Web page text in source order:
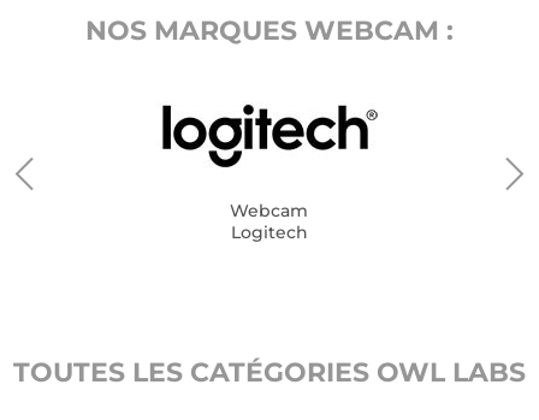
NOS MARQUES WEBCAM :
Webcam
Logitech
TOUTES LES CATÉGORIES OWL LABS